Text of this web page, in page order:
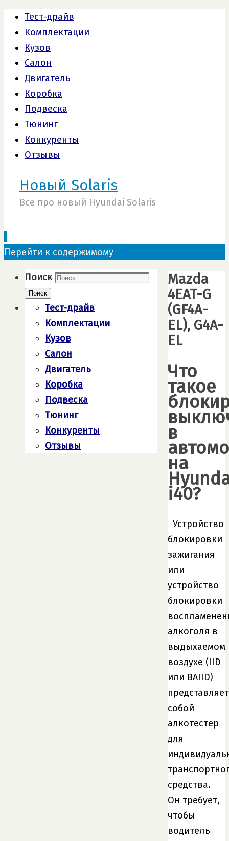
Тест-драйв
Комплектации
Кузов
Салон
Двигатель
Коробка
Подвеска
Тюнинг
Конкуренты
Отзывы
Новый Solaris
Все про новый Hyundai Solaris
Перейти к содержимому
Mazda
4EAT-G
(GF4A-
EL), G4A-
EL
Что
такое
в
на
i40?
Устройство
блокировки
зажигания
или
устройство
блокировки
алкоголя в
выдыхаемом
воздухе (IID
или BAIID)
представляет
собой
алкотестер
для
средства.
Он требует,
чтобы
водитель
Поиск
Поиск
Тест-драйв
Комплектации
Кузов
Салон
Двигатель
Коробка
Подвеска
Тюнинг
Конкуренты
Отзывы